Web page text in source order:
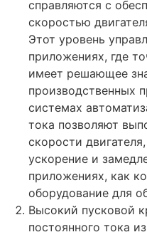
справляются с
скоростью
Этот уровень
приложениях, где
имеет решающее
производственных
системах
тока позволяют
скорости
ускорение и
приложениях, как
оборудование для
Высокий пусковой
постоянного тока